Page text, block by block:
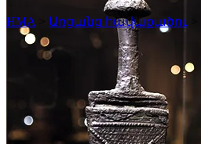
HMA Առցանց հավաքածու